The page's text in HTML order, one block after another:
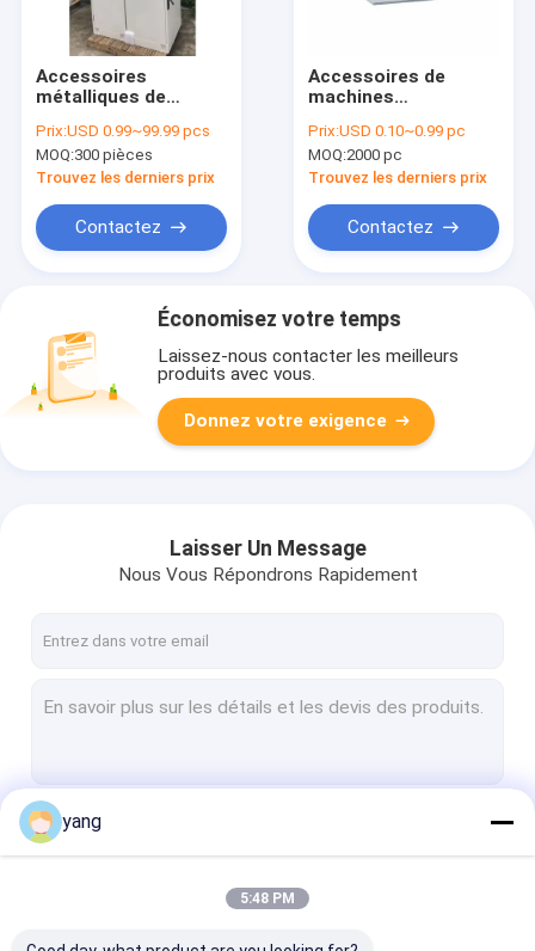
Accessoires
métalliques de
les machines
d'estampage
industrielles
Prix:USD 0.99~99.99 pcs
MOQ:300 pièces
Trouvez les derniers prix
Contactez
Accessoires de
machines
d'estampage
fournissant des
pièces de fabrication
l'estampage
industriel et les
Prix:USD 0.10~0.99 pc
MOQ:2000 pc
Trouvez les derniers prix
Contactez
Économisez votre temps
Laissez-nous contacter les meilleurs
produits avec vous.
Donnez votre exigence
Laisser Un Message
Nous Vous Répondrons Rapidement
yang
5:48 PM